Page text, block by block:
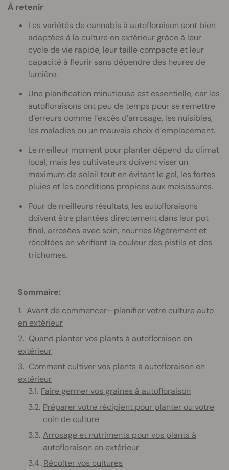
À retenir
Les variétés de cannabis à autofloraison sont bien
adaptées à la culture en extérieur grâce à leur
cycle de vie rapide, leur taille compacte et leur
capacité à fleurir sans dépendre des heures de
lumière.
Une planification minutieuse est essentielle, car les
autofloraisons ont peu de temps pour se remettre
d’erreurs comme l’excès d’arrosage, les nuisibles,
les maladies ou un mauvais choix d’emplacement.
Le meilleur moment pour planter dépend du climat
local, mais les cultivateurs doivent viser un
maximum de soleil tout en évitant le gel, les fortes
pluies et les conditions propices aux moisissures.
Pour de meilleurs résultats, les autofloraisons
doivent être plantées directement dans leur pot
final, arrosées avec soin, nourries légèrement et
récoltées en vérifiant la couleur des pistils et des
trichomes.
Sommaire:
Avant de commencer—planifier votre culture auto
en extérieur
Quand planter vos plants à autofloraison en
extérieur
Comment cultiver vos plants à autofloraison en
extérieur
Faire germer vos graines à autofloraison
Préparer votre récipient pour planter ou votre
coin de culture
Arrosage et nutriments pour vos plants à
autofloraison en extérieur
Récolter vos cultures